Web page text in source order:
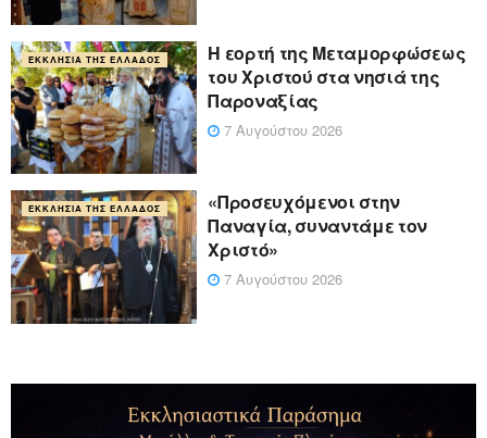
ΕΚΚΛΗΣΊΑ ΤΗΣ ΕΛΛΆΔΟΣ
Η εορτή της Μεταμορφώσεως
του Χριστού στα νησιά της
Παροναξίας
7 Αυγούστου 2026
ΕΚΚΛΗΣΊΑ ΤΗΣ ΕΛΛΆΔΟΣ
«Προσευχόμενοι στην
Παναγία, συναντάμε τον
Χριστό»
7 Αυγούστου 2026